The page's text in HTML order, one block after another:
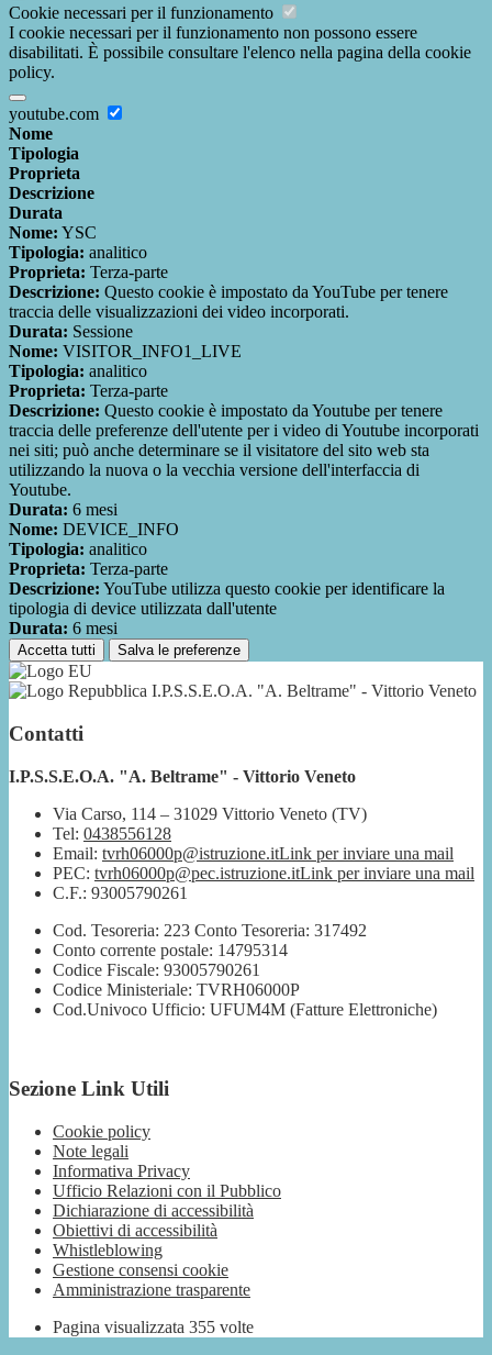
Cookie necessari per il funzionamento
I cookie necessari per il funzionamento non possono essere
disabilitati. È possibile consultare l'elenco nella pagina della cookie
policy.
youtube.com
Nome
Tipologia
Proprieta
Descrizione
Durata
Nome: YSC
Tipologia: analitico
Proprieta: Terza-parte
Descrizione: Questo cookie è impostato da YouTube per tenere
traccia delle visualizzazioni dei video incorporati.
Durata: Sessione
Nome: VISITOR_INFO1_LIVE
Tipologia: analitico
Proprieta: Terza-parte
Descrizione: Questo cookie è impostato da Youtube per tenere
traccia delle preferenze dell'utente per i video di Youtube incorporati
nei siti; può anche determinare se il visitatore del sito web sta
utilizzando la nuova o la vecchia versione dell'interfaccia di
Youtube.
Durata: 6 mesi
Nome: DEVICE_INFO
Tipologia: analitico
Proprieta: Terza-parte
Descrizione: YouTube utilizza questo cookie per identificare la
tipologia di device utilizzata dall'utente
Durata: 6 mesi
Accetta tutti Salva le preferenze
I.P.S.S.E.O.A. "A. Beltrame" - Vittorio Veneto
Contatti
I.P.S.S.E.O.A. "A. Beltrame" - Vittorio Veneto
Via Carso, 114 – 31029 Vittorio Veneto (TV)
Tel: 0438556128
Email: tvrh06000p@istruzione.itLink per inviare una mail
PEC: tvrh06000p@pec.istruzione.itLink per inviare una mail
C.F.: 93005790261
Cod. Tesoreria: 223 Conto Tesoreria: 317492
Conto corrente postale: 14795314
Codice Fiscale: 93005790261
Codice Ministeriale: TVRH06000P
Cod.Univoco Ufficio: UFUM4M (Fatture Elettroniche)
Sezione Link Utili
Cookie policy
Note legali
Informativa Privacy
Ufficio Relazioni con il Pubblico
Dichiarazione di accessibilità
Obiettivi di accessibilità
Whistleblowing
Gestione consensi cookie
Amministrazione trasparente
Pagina visualizzata 355 volte